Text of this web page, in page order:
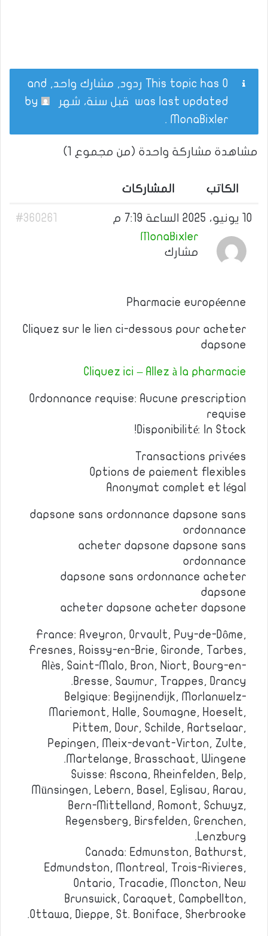
This topic has 0 ردود, مشارك واحد, and
was last updated قبل سنة، شهر
MonaBixler
.
مشاهدة مشاركة واحدة (من مجموع 1)
الكاتب المشاركات
10 يونيو، 2025 الساعة 7:19 م
#360261
MonaBixler
مشارك
Pharmacie européenne
Cliquez sur le lien ci-dessous pour acheter
dapsone
Cliquez ici – Allez à la pharmacie
Ordonnance requise: Aucune prescription
requise
Disponibilité: In Stock!
Transactions privées
Options de paiement flexibles
Anonymat complet et légal
dapsone sans ordonnance dapsone sans
ordonnance
acheter dapsone dapsone sans
ordonnance
dapsone sans ordonnance acheter
dapsone
acheter dapsone acheter dapsone
France: Aveyron, Orvault, Puy-de-Dôme,
Fresnes, Roissy-en-Brie, Gironde, Tarbes,
Alès, Saint-Malo, Bron, Niort, Bourg-en-
Bresse, Saumur, Trappes, Drancy.
Belgique: Begijnendijk, Morlanwelz-
Mariemont, Halle, Soumagne, Hoeselt,
Pittem, Dour, Schilde, Aartselaar,
Pepingen, Meix-devant-Virton, Zulte,
Martelange, Brasschaat, Wingene.
Suisse: Ascona, Rheinfelden, Belp,
Münsingen, Lebern, Basel, Eglisau, Aarau,
Bern-Mittelland, Romont, Schwyz,
Regensberg, Birsfelden, Grenchen,
Lenzburg.
Canada: Edmunston, Bathurst,
Edmundston, Montreal, Trois-Rivieres,
Ontario, Tracadie, Moncton, New
Brunswick, Caraquet, Campbellton,
Ottawa, Dieppe, St. Boniface, Sherbrooke.